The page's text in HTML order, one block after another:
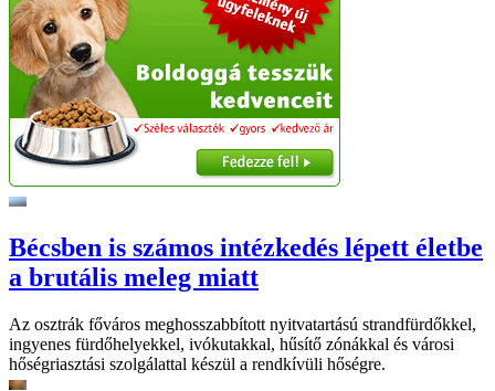
Bécsben is számos intézkedés lépett életbe
a brutális meleg miatt
Az osztrák főváros meghosszabbított nyitvatartású strandfürdőkkel,
ingyenes fürdőhelyekkel, ivókutakkal, hűsítő zónákkal és városi
hőségriasztási szolgálattal készül a rendkívüli hőségre.